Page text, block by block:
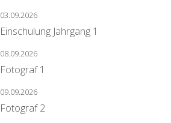
03.09.2026
Einschulung Jahrgang 1
08.09.2026
Fotograf 1
09.09.2026
Fotograf 2